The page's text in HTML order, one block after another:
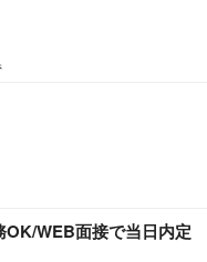
WEB面接で当日内定